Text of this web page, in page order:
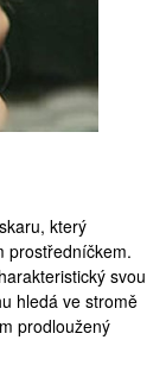
, který
prostředníčkem.
svou
hledá ve stromě
prodloužený